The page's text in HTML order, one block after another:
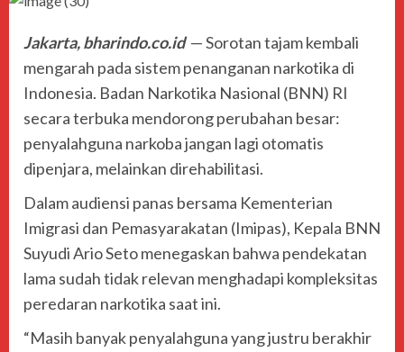
Jakarta, bharindo.co.id — Sorotan tajam kembali
mengarah pada sistem penanganan narkotika di
Indonesia. Badan Narkotika Nasional (BNN) RI
secara terbuka mendorong perubahan besar:
penyalahguna narkoba jangan lagi otomatis
dipenjara, melainkan direhabilitasi.
Dalam audiensi panas bersama Kementerian
Imigrasi dan Pemasyarakatan (Imipas), Kepala BNN
Suyudi Ario Setomenegaskan bahwa pendekatan
lama sudah tidak relevan menghadapi kompleksitas
peredaran narkotika saat ini.
“Masih banyak penyalahguna yang justru berakhir